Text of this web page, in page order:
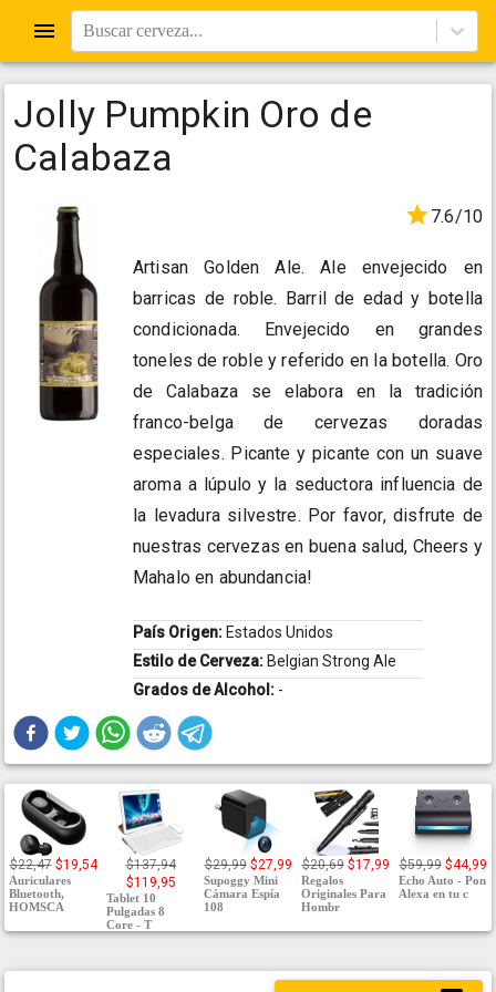
Buscar cerveza...
Jolly Pumpkin Oro de
Calabaza
7.6/10
Artisan Golden Ale. Ale envejecido en
barricas de roble. Barril de edad y botella
condicionada. Envejecido en grandes
toneles de roble y referido en la botella. Oro
de Calabaza se elabora en la tradición
franco-belga de cervezas doradas
especiales. Picante y picante con un suave
aroma a lúpulo y la seductora influencia de
la levadura silvestre. Por favor, disfrute de
nuestras cervezas en buena salud, Cheers y
Mahalo en abundancia!
País Origen: Estados Unidos
Estilo de Cerveza: Belgian Strong Ale
Grados de Alcohol: -
$22,47 $19,54
Auriculares
Bluetooth,
HOMSCA
$137,94
$119,95
Tablet 10
Pulgadas 8
Core - T
$29,99 $27,99
Supoggy Mini
Cámara Espía
108
$20,69 $17,99
Regalos
Originales Para
Hombr
$59,99 $44,99
Echo Auto - Pon
Alexa en tu c